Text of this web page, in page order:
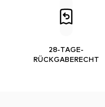
28-TAGE-
RÜCKGABERECHT